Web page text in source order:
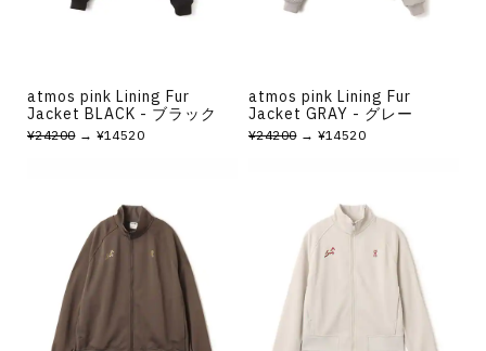
atmos pink Lining Fur
Jacket BLACK - ブラック
¥24200→ ¥14520
atmos pink Lining Fur
Jacket GRAY - グレー
¥24200→ ¥14520